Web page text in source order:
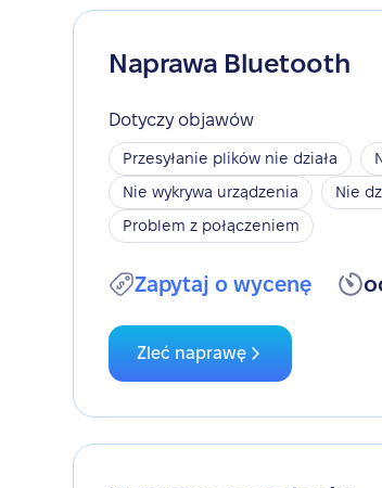
Naprawa Bluetooth
Dotyczy objawów
Przesyłanie plików nie działa
Nie wykrywa urządzenia
Nie
Problem z połączeniem
Zapytaj o wycenę
Zleć naprawę